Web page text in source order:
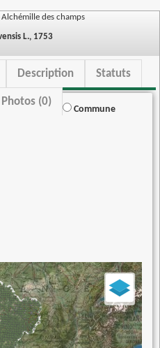
des champs
L., 1753
Description Statuts
Photos (0)
Commune